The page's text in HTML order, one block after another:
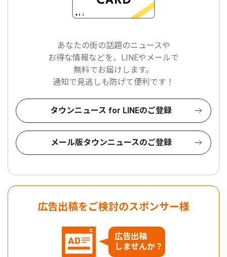
あなたの街の話題のニュースや
お得な情報などを、LINEやメールで
無料でお届けします。
通知で見逃しも防げて便利です！
タウンニュース for LINEのご登録
メール版タウンニュースのご登録
広告出稿をご検討のスポンサー様
広告出稿
しませんか？